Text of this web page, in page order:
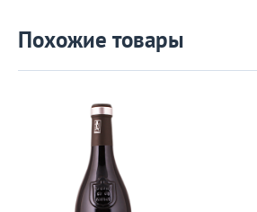
Похожие товары